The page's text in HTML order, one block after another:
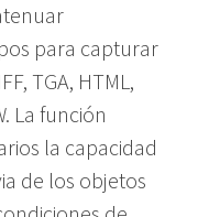
para capturar
TGA, HTML,
La función
la capacidad
de los objetos